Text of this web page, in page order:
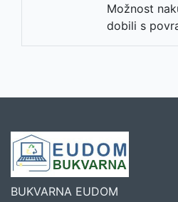
Možnost
dobili s
BUKVARNA EUDOM